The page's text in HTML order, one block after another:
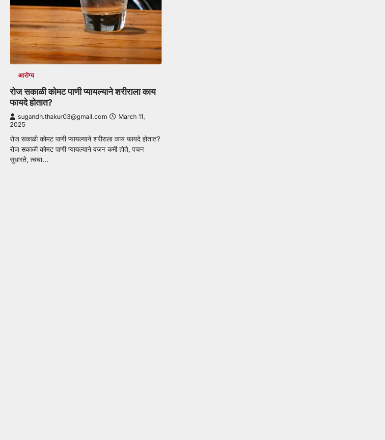
आरोग्य
रोज सकाळी कोमट पाणी प्यायल्याने शरीराला काय
फायदे होतात?
sugandh.thakur03@gmail.com
March 11,
2025
रोज सकाळी कोमट पाणी प्यायल्याने शरीराला काय फायदे होतात?
रोज सकाळी कोमट पाणी प्यायल्याने वजन कमी होते, पचन
सुधारते, त्वचा…